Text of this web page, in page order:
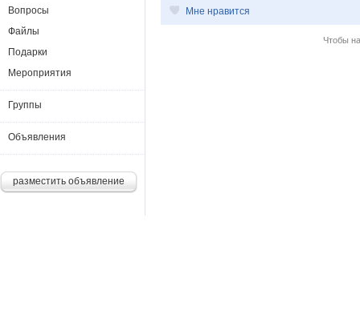
Мне нравится
Чтобы
Вопросы
Файлы
Подарки
Мероприятия
Группы
Объявления
разместить объявление